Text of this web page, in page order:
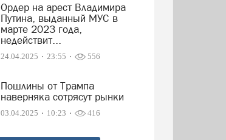
Ордер на арест Владимира
Путина, выданный МУС в
марте 2023 года,
недействит...
24.04.2025 23:55 556
Пошлины от Трампа
наверняка сотрясут рынки
03.04.2025 10:23 416